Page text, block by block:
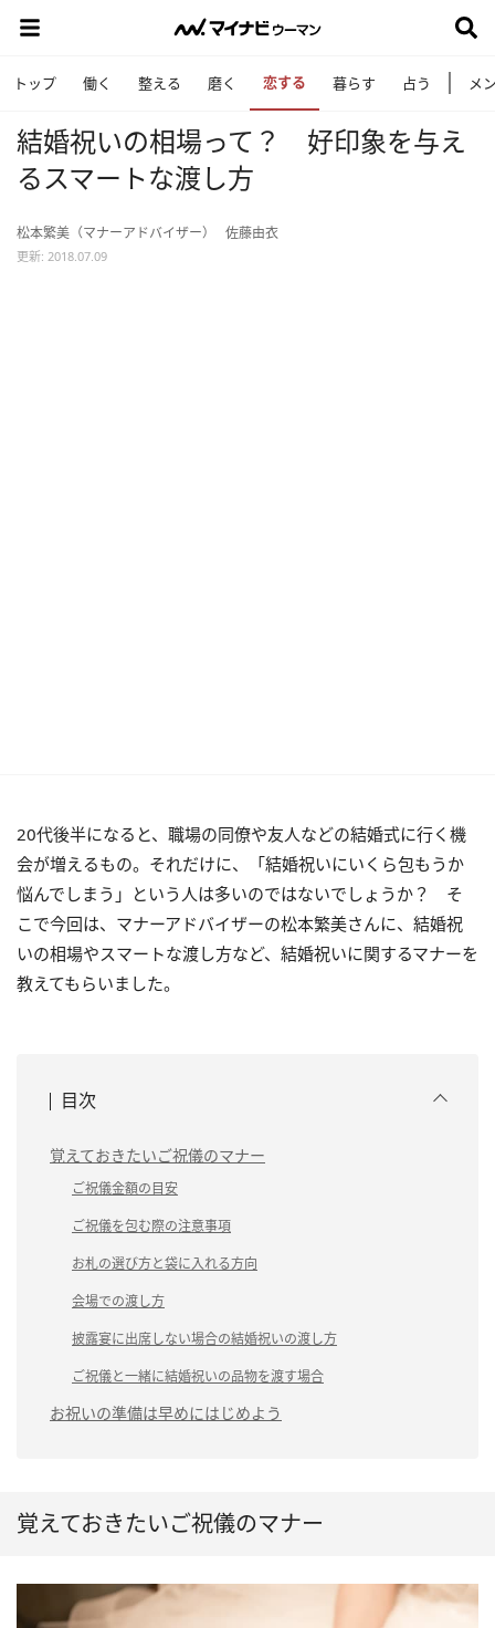
トップ 働く 整える 磨く 恋する 暮らす 占う メ
結婚祝いの相場って？ 好印象を与え
るスマートな渡し方
松本繁美（マナーアドバイザー） 佐藤由衣
更新: 2018.07.09
20代後半になると、職場の同僚や友人などの結婚式に行く機
会が増えるもの。それだけに、「結婚祝いにいくら包もうか
悩んでしまう」という人は多いのではないでしょうか？ そ
こで今回は、マナーアドバイザーの松本繁美さんに、結婚祝
いの相場やスマートな渡し方など、結婚祝いに関するマナーを
教えてもらいました。
目次
覚えておきたいご祝儀のマナー
ご祝儀金額の目安
ご祝儀を包む際の注意事項
お札の選び方と袋に入れる方向
会場での渡し方
披露宴に出席しない場合の結婚祝いの渡し方
ご祝儀と一緒に結婚祝いの品物を渡す場合
お祝いの準備は早めにはじめよう
覚えておきたいご祝儀のマナー